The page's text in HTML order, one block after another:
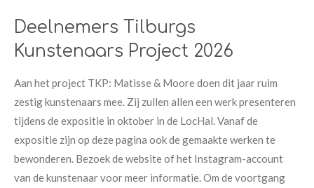
Deelnemers Tilburgs
Kunstenaars Project 2026
Aan het project TKP: Matisse & Moore doen dit jaar ruim
zestig kunstenaars mee. Zij zullen allen een werk presenteren
tijdens de expositie in oktober in de LocHal. Vanaf de
expositie zijn op deze pagina ook de gemaakte werken te
bewonderen. Bezoek de website of het Instagram-account
van de kunstenaar voor meer informatie. Om de voortgang